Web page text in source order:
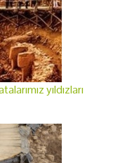
yıldızları